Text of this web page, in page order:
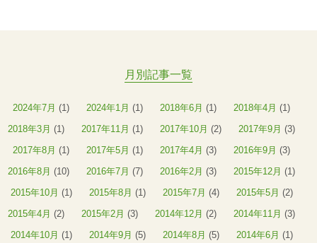
月別記事一覧
2024年7月 (1) 2024年1月 (1) 2018年6月 (1) 2018年4月 (1)
2018年3月 (1) 2017年11月 (1) 2017年10月 (2) 2017年9月 (3)
2017年8月 (1) 2017年5月 (1) 2017年4月 (3) 2016年9月 (3)
2016年8月 (10) 2016年7月 (7) 2016年2月 (3) 2015年12月 (1)
2015年10月 (1) 2015年8月 (1) 2015年7月 (4) 2015年5月 (2)
2015年4月 (2) 2015年2月 (3) 2014年12月 (2) 2014年11月 (3)
2014年10月 (1) 2014年9月 (5) 2014年8月 (5) 2014年6月 (1)